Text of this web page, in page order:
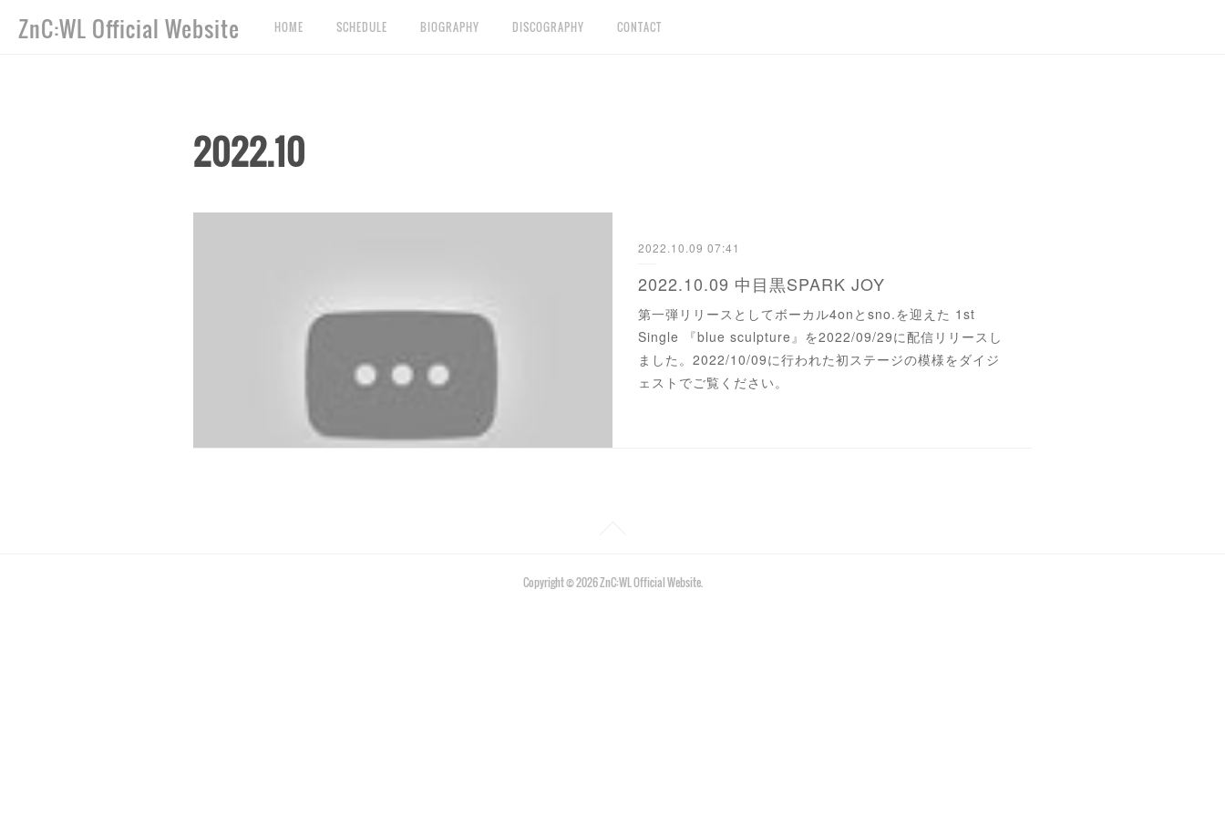
ZnC:WL Official Website HOME SCHEDULE BIOGRAPHY DISCOGRAPHY CONTACT
2022.10
2022.10.09 07:41
2022.10.09 中目黒SPARK JOY
第一弾リリースとしてボーカル4onとsno.を迎えた 1st
Single 『blue sculpture』を2022/09/29に配信リリースし
ました。2022/10/09に行われた初ステージの模様をダイジ
ェストでご覧ください。
Copyright ©2026ZnC:WL Official Website.